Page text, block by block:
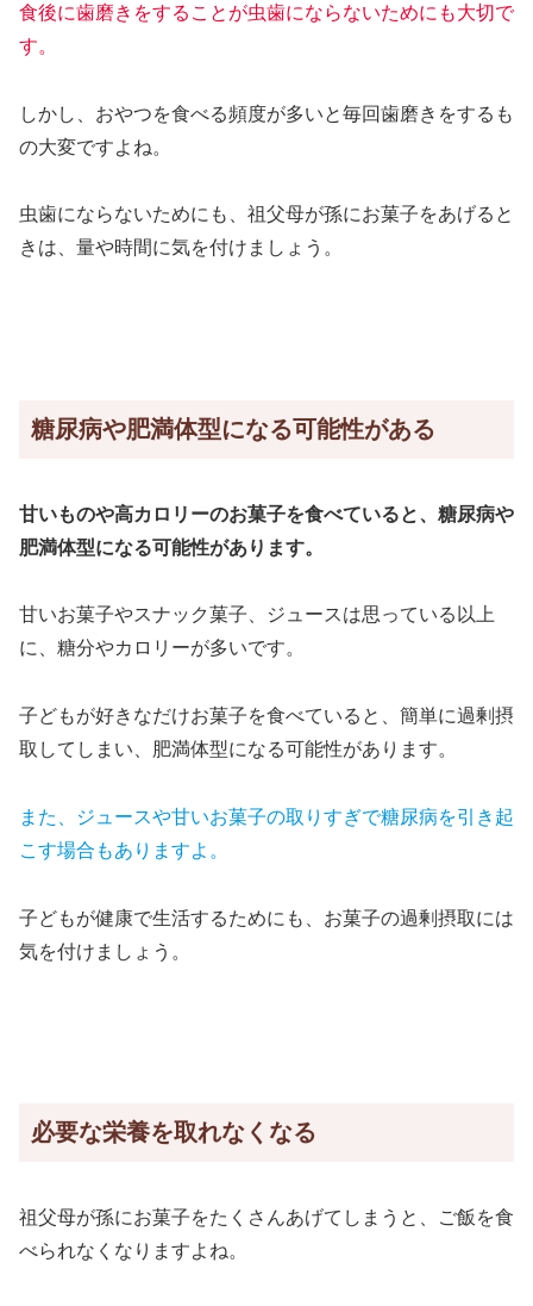
食後に歯磨きをすることが虫歯にならないためにも大切で
す。
しかし、おやつを食べる頻度が多いと毎回歯磨きをするも
の大変ですよね。
虫歯にならないためにも、祖父母が孫にお菓子をあげると
きは、量や時間に気を付けましょう。
糖尿病や肥満体型になる可能性がある
甘いものや高カロリーのお菓子を食べていると、糖尿病や
肥満体型になる可能性があります。
甘いお菓子やスナック菓子、ジュースは思っている以上
に、糖分やカロリーが多いです。
子どもが好きなだけお菓子を食べていると、簡単に過剰摂
取してしまい、肥満体型になる可能性があります。
また、ジュースや甘いお菓子の取りすぎで糖尿病を引き起
こす場合もありますよ。
子どもが健康で生活するためにも、お菓子の過剰摂取には
気を付けましょう。
必要な栄養を取れなくなる
祖父母が孫にお菓子をたくさんあげてしまうと、ご飯を食
べられなくなりますよね。